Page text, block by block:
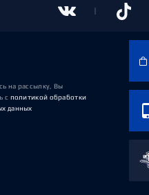
на рассылку, Вы
с политикой обработки
данных